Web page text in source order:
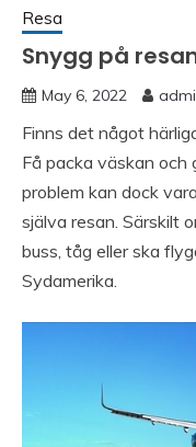
Resa
Snygg på
May 6, 2022
Finns det något
Få packa väskan
problem kan dock
själva resan. Särskilt
buss, tåg eller ska
Sydamerika.